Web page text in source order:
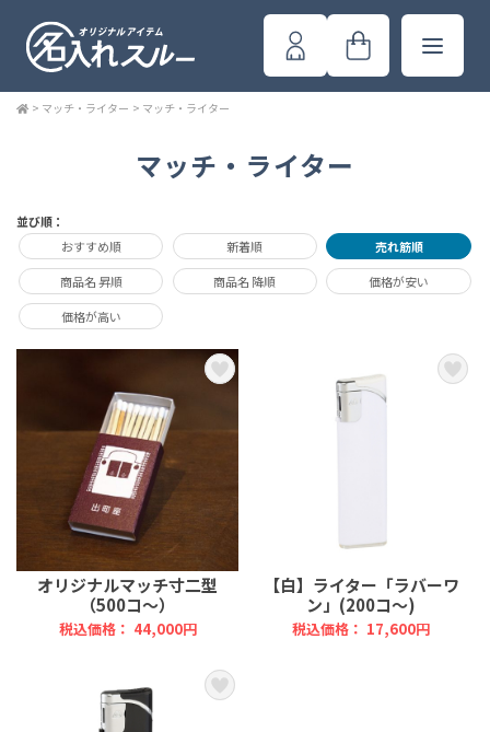
> マッチ・ライター > マッチ・ライター
マッチ・ライター
並び順：
おすすめ順
新着順 売れ筋順
商品名 昇順 商品名 降順 価格が安い
価格が高い
オリジナルマッチ寸二型
（500コ～）
税込価格： 44,000円
【白】ライター「ラバーワ
ン」(200コ～)
税込価格： 17,600円